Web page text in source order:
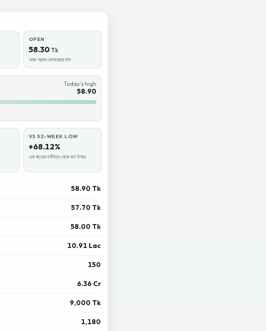
OPEN
58.30 Tk
আজ প্রথম কেনাবেচার দাম
Today’s high
58.90
VS 52-WEEK LOW
+68.12%
এক বছরের সর্বনিম্ন থেকে কত উপরে
58.90 Tk
57.70 Tk
58.00 Tk
10.91 Lac
150
6.36 Cr
9,000 Tk
1,180